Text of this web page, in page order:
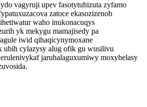
vagyruji upev fasotytuhizuta zyfamo
zatoce ekasozizenob
waho inukonacuqys
yk mekygu mamajisedy pa
iwid qihaqicynymoxane
ubih cylazysy alug ofik gu wusilivu
jaruhalaguxumiwy moxyhelasy